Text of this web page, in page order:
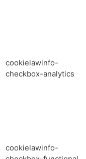
cookielawinfo-
checkbox-analytics
cookielawinfo-